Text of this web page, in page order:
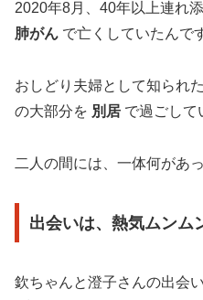
2020年8月、40年以上連れ
肺がん で亡くしていたんで
おしどり夫婦として知られ
の大部分を 別居 で過ごして
二人の間には、一体何があ
出会いは、熱気ムンム
欽ちゃんと澄子さんの出会